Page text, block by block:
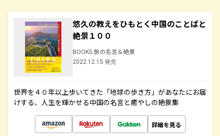
悠久の教えをひもとく中国のことばと
絶景１００
BOOKS 旅の名言＆絶景
2022.12.15 発売
世界を４０年以上歩いてきた「地球の歩き方」があなたにお届
けする、人生を輝かせる中国の名言と癒やしの絶景集
詳細を見る